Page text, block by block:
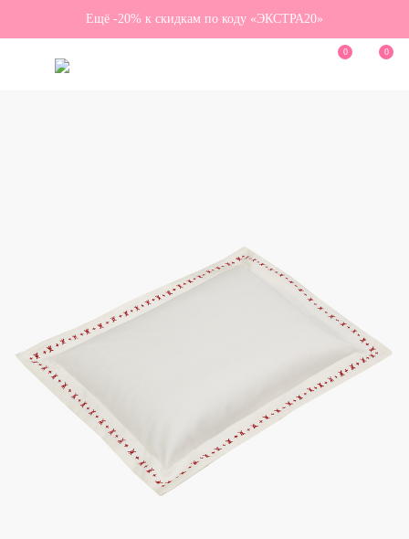
0 0
Ещё -20% к скидкам по коду «ЭКСТРА20»